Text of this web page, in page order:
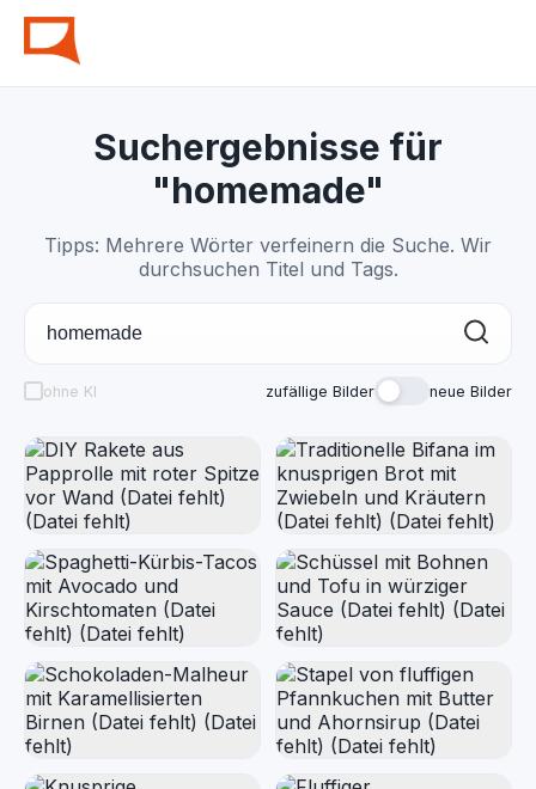
Suchergebnisse für
"homemade"
Tipps: Mehrere Wörter verfeinern die Suche. Wir
durchsuchen Titel und Tags.
ohne KI zufällige Bilder neue Bilder